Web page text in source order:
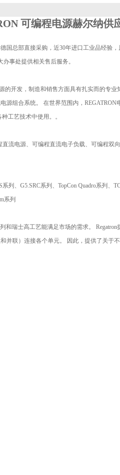
可编程电源赫尔纳供
国总部直接采购，近30年进口工业品经验
办事处提供相关售后服务。
开发，制造和销售方面具有扎实而的专业
源组合系统。 在世界范围内， REGATRON
工艺技术中使用。。
流电源、可编程直流电子负载、可编程双向
系列、 G5.SRC系列、 TopCon Quadro系列、
系列
和瑞士高工艺能满足市场的需求。 Regatron
并联）连接各个单元。 因此，提供了关于